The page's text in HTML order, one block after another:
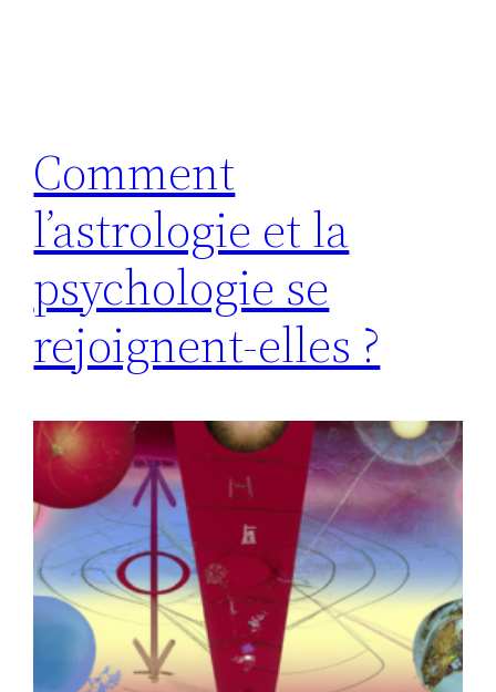
Comment
l’astrologie et la
psychologie se
rejoignent-elles ?